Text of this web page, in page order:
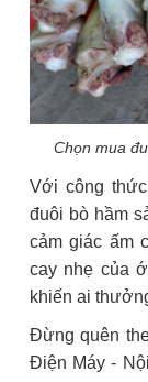
Chọn mua
Với công
đuôi bò hầm
cảm giác ấm
cay nhẹ của
khiến ai
Đừng quên
Điện Máy -